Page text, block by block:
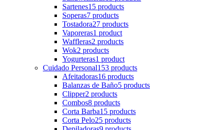
Sartenes15 products
Soperas7 products
Tostadora27 products
Vaporeras1 product
Waffleras2 products
Wok2 products
Yogurteras1 product
Cuidado Personal153 products
Afeitadoras16 products
Balanzas de Baño5 products
Clipper2 products
Combos8 products
Corta Barba15 products
Corta Pelo25 products